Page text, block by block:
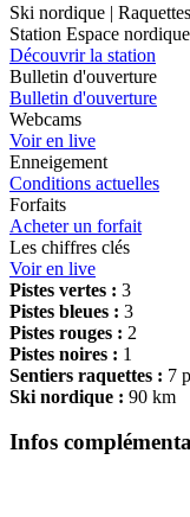
Ski nordique |
Station Espace
Découvrir la station
Bulletin d'ouverture
Bulletin d'ouverture
Webcams
Voir en live
Enneigement
Conditions actuelles
Forfaits
Acheter un forfait
Les chiffres clés
Voir en live
Pistes vertes : 3
Pistes bleues : 3
Pistes rouges : 2
Pistes noires : 1
Sentiers raquettes : 7
Ski nordique : 90 km
Infos